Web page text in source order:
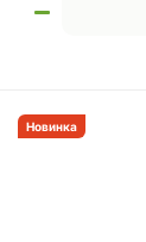
Новинка